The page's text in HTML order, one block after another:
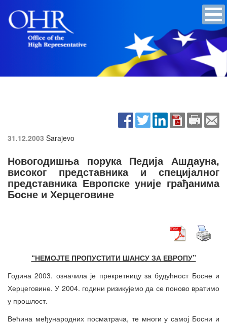
31.12.2003 Sarajevo
Новогодишња порука Педија Ашдауна,
високог представника и специјалног
представника Европске уније грађанима
Босне и Херцеговине
“НЕМОЈТЕ ПРОПУСТИТИ ШАНСУ ЗА ЕВРОПУ”
Година 2003. означила је прекретницу за будућност Босне и
Херцеговине. У 2004. години ризикујемо да се поново вратимо
у прошлост.
Већина међународних посматрача, те многи у самој Босни и